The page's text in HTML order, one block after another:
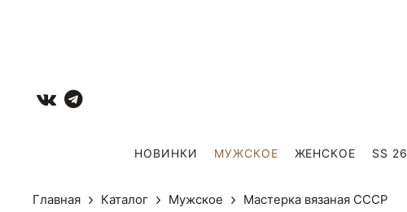
НОВИНКИ МУЖCКОЕ ЖЕНСКОЕ SS 26
Главная Каталог Мужcкое Мастерка вязаная СССР